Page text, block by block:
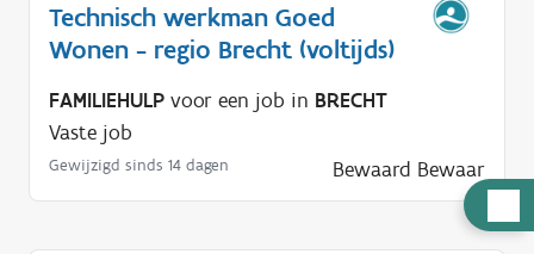
u
Technisch werkman Goed
Wonen - regio Brecht (voltijds)
FAMILIEHULP voor een job in BRECHT
Vaste job
Gewijzigd sinds 14 dagen Bewaard Bewaar